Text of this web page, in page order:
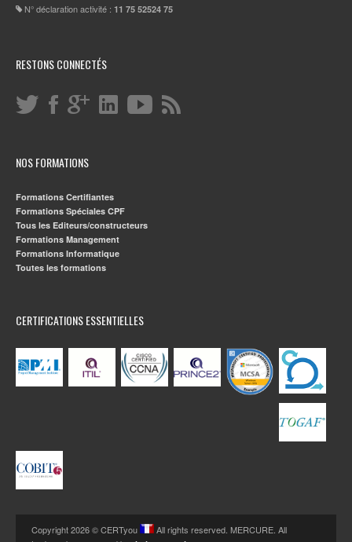
N° déclaration activité : 11 75 52524 75
RESTONS CONNECTÉS
NOS FORMATIONS
Formations Certifiantes
Formations Spéciales CPF
Tous les Editeurs/constructeurs
Formations Management
Formations Informatique
Toutes les formations
CERTIFICATIONS ESSENTIELLES
Copyright 2026 © CERTyou
All rights reserved. MERCURE. All